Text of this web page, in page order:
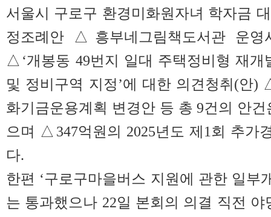
서울시 구로구 환경미화원자녀 학자금
정조례안 △흥부네그림책도서관 운영
△‘개봉동 49번지 일대 주택정비형 재개
및 정비구역 지정’에 대한 의견청취(안)
화기금운용계획 변경안 등 총 9건의 안
으며 △347억원의 2025년도 제1회 추가
다.
한편 ‘구로구마을버스 지원에 관한 일부
는 통과했으나 22일 본회의 의결 직전